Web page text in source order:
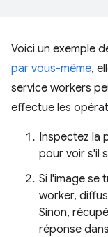
Voici un exemple
par vous-même,
service workers
effectue les
Inspectez la
pour voir s'il
Si l'image se
worker,
Sinon,
réponse